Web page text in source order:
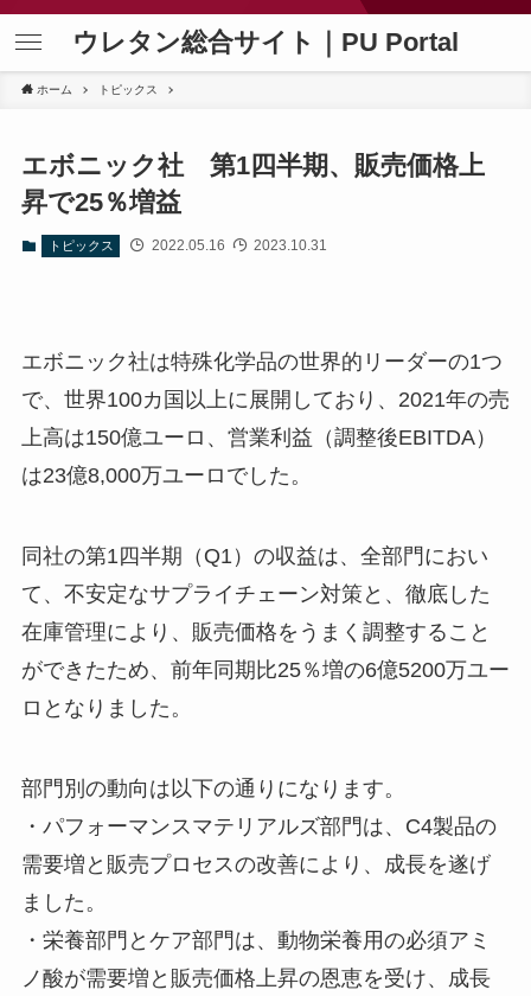
ウレタン総合サイト｜PU Portal
ホーム トピックス
エボニック社 第1四半期、販売価格上
昇で25％増益
トピックス 2022.05.16 2023.10.31
エボニック社は特殊化学品の世界的リーダーの1つ
で、世界100カ国以上に展開しており、2021年の売
上高は150億ユーロ、営業利益（調整後EBITDA）
は23億8,000万ユーロでした。
同社の第1四半期（Q1）の収益は、全部門におい
て、不安定なサプライチェーン対策と、徹底した
在庫管理により、販売価格をうまく調整すること
ができたため、前年同期比25％増の6億5200万ユー
ロとなりました。
部門別の動向は以下の通りになります。
・パフォーマンスマテリアルズ部門は、C4製品の
需要増と販売プロセスの改善により、成長を遂げ
ました。
・栄養部門とケア部門は、動物栄養用の必須アミ
ノ酸が需要増と販売価格上昇の恩恵を受け、成長